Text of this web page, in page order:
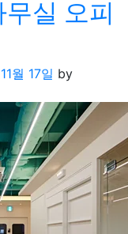
실 오피
월 17일 by